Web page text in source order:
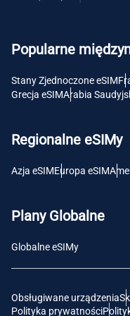
Popularne
Stany Zjednoczone eSIM
Grecja eSIMArabia
Regionalne eSIMy
Azja eSIMEuropa eSIM
Plany Globalne
Globalne eSIMy
Obsługiwane urządzenia
Polityka prywatności